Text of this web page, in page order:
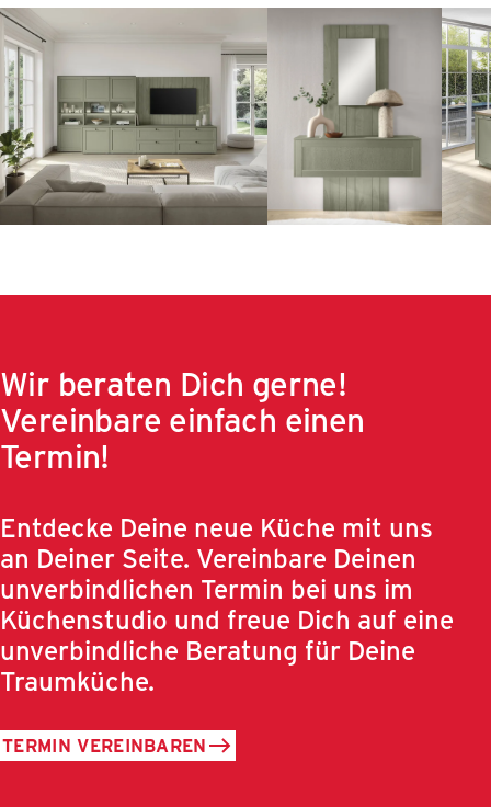
Wir beraten Dich gerne!
Vereinbare einfach einen
Termin!
Entdecke Deine neue Küche mit uns
an Deiner Seite. Vereinbare Deinen
unverbindlichen Termin bei uns im
Küchenstudio und freue Dich auf eine
unverbindliche Beratung für Deine
Traumküche.
TERMIN VEREINBAREN